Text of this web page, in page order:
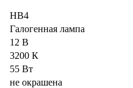
HB4
Галогенная лампа
12 В
3200 К
55 Вт
не окрашена